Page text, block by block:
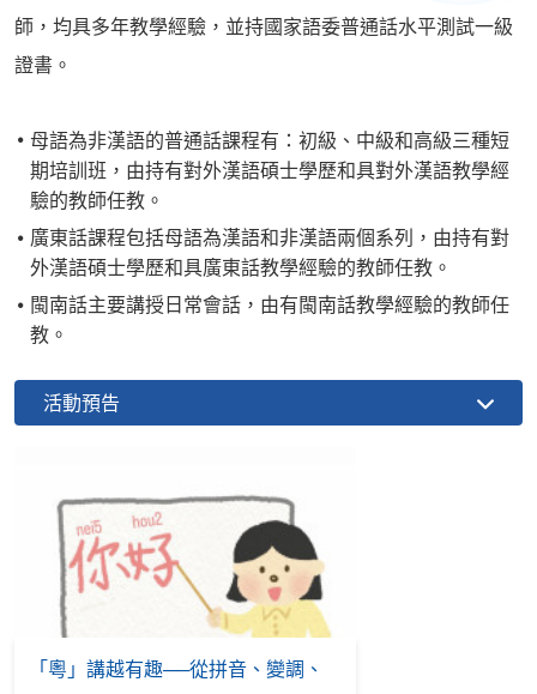
師，均具多年教學經驗，並持國家語委普通話水平測試一級
證書。
母語為非漢語的普通話課程有：初級、中級和高級三種短
期培訓班，由持有對外漢語碩士學歷和具對外漢語教學經
驗的教師任教。
廣東話課程包括母語為漢語和非漢語兩個系列，由持有對
外漢語碩士學歷和具廣東話教學經驗的教師任教。
閩南話主要講授日常會話，由有閩南話教學經驗的教師任
教。
活動預告
「粵」講越有趣──從拼音、變調、